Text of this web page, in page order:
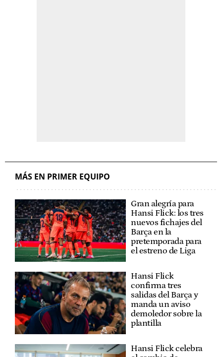
MÁS EN PRIMER EQUIPO
Gran alegría para
Hansi Flick: los tres
nuevos fichajes del
Barça en la
pretemporada para
el estreno de Liga
Hansi Flick
confirma tres
salidas del Barça y
manda un aviso
demoledor sobre la
plantilla
Hansi Flick celebra